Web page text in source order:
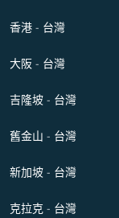
香港 - 台灣
大阪 - 台灣
吉隆坡 - 台灣
舊金山 - 台灣
新加坡 - 台灣
克拉克 - 台灣